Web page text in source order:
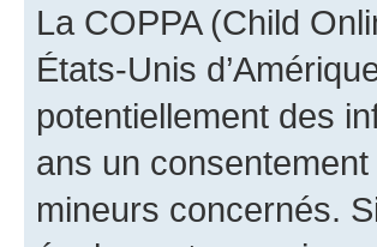
La COPPA (Child
États-Unis
potentiellement des
ans un
mineurs concernés.